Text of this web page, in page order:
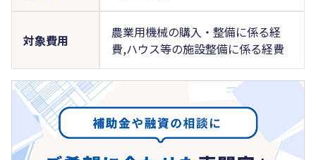
対象費用
農業用機械の購入・整備に係る経
費,ハウス等の施設整備に係る経費